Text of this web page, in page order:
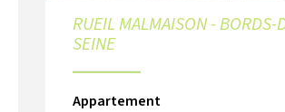
RUEIL MALMAISON - BORDS-
SEINE
Appartement